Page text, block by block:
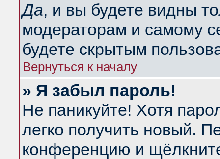
Да, и вы будете видны
модераторам и самому
будете скрытым
Вернуться к началу
» Я забыл пароль!
Не паникуйте! Хотя
легко получить новый.
конференцию и